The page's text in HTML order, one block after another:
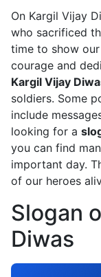
On Kargil Vijay
who sacrificed
time to show
courage and
Kargil Vijay
soldiers. Some
include
looking for a
you can find
important day.
of our heroes
Slogan
Diwas